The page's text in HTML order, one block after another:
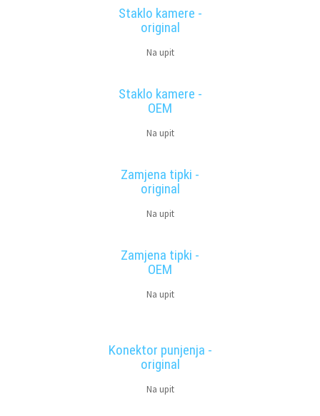
Staklo kamere -
original
Na upit
Staklo kamere -
OEM
Na upit
Zamjena tipki -
original
Na upit
Zamjena tipki -
OEM
Na upit
Konektor punjenja -
original
Na upit